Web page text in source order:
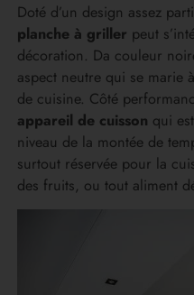
Doté d’un design assez
planche à griller peut
décoration. Da couleur
aspect neutre qui se marie
de cuisine. Côté
appareil de cuisson qui
niveau de la montée de
surtout réservée pour la
des fruits, ou tout aliment